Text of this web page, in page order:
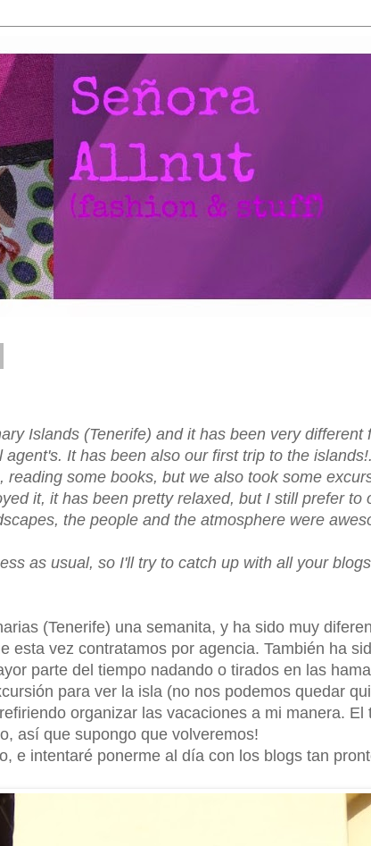
Islands (Tenerife) and it has been very different
It has been also our first trip to the
some books, but we also took some
it, it has been pretty relaxed, but I still prefer to
the people and the atmosphere were
as usual, so I'll try to catch up with all your
(Tenerife) una semanita, y ha sido muy
esta vez contratamos por agencia. También ha
parte del tiempo nadando o tirados en las
para ver la isla (no nos podemos quedar
organizar las vacaciones a mi manera. El
así que supongo que volveremos!
e intentaré ponerme al día con los blogs tan